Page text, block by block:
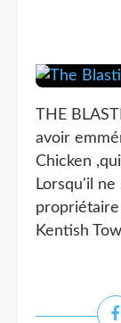
THE
avoir
Chicken
Lorsqu'il
Kentish